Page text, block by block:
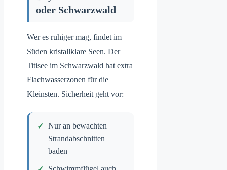
oder Schwarzwald
Wer es ruhiger mag, findet im
Süden kristallklare Seen. Der
Titisee im Schwarzwald hat extra
Flachwasserzonen für die
Kleinsten. Sicherheit geht vor:
Nur an bewachten
Strandabschnitten
baden